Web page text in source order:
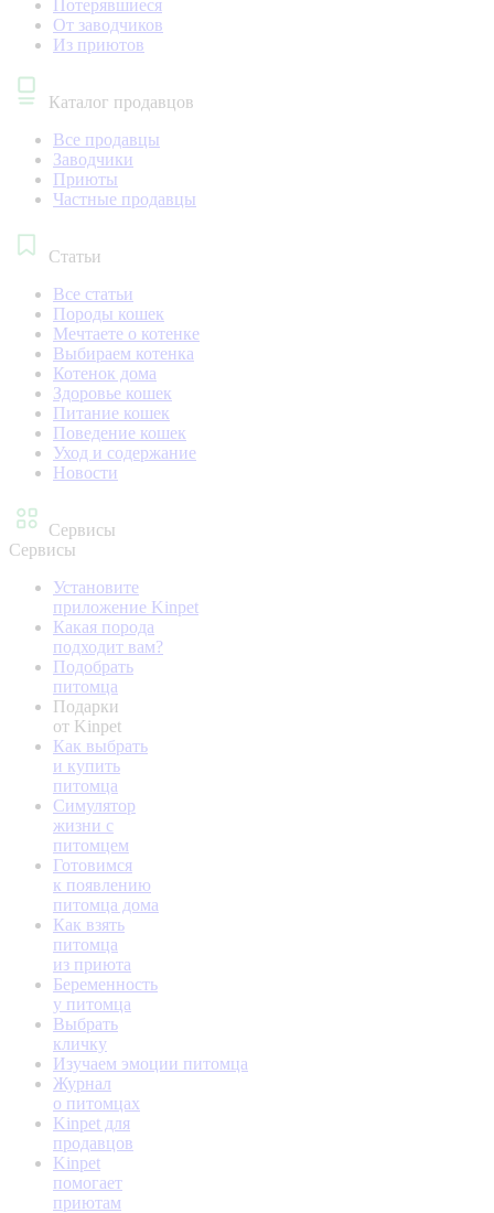
Потерявшиеся
От заводчиков
Из приютов
Каталог продавцов
Все продавцы
Заводчики
Приюты
Частные продавцы
Статьи
Все статьи
Породы кошек
Мечтаете о котенке
Выбираем котенка
Котенок дома
Здоровье кошек
Питание кошек
Поведение кошек
Уход и содержание
Новости
Сервисы
Сервисы
Установите
приложение Kinpet
Какая порода
подходит вам?
Подобрать
питомца
Подарки
от Kinpet
Как выбрать
и купить
питомца
Симулятор
жизни с
питомцем
Готовимся
к появлению
питомца дома
Как взять
питомца
из приюта
Беременность
у питомца
Выбрать
кличку
Изучаем эмоции питомца
Журнал
о питомцах
Kinpet для
продавцов
Kinpet
помогает
приютам